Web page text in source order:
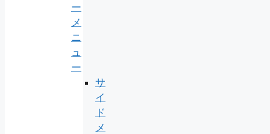
ー
メ
ニ
ュ
ー
サ
イ
ド
メ